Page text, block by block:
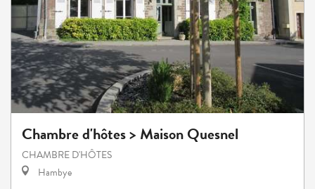
Chambre d'hôtes > Maison Quesnel
CHAMBRE D'HÔTES
Hambye